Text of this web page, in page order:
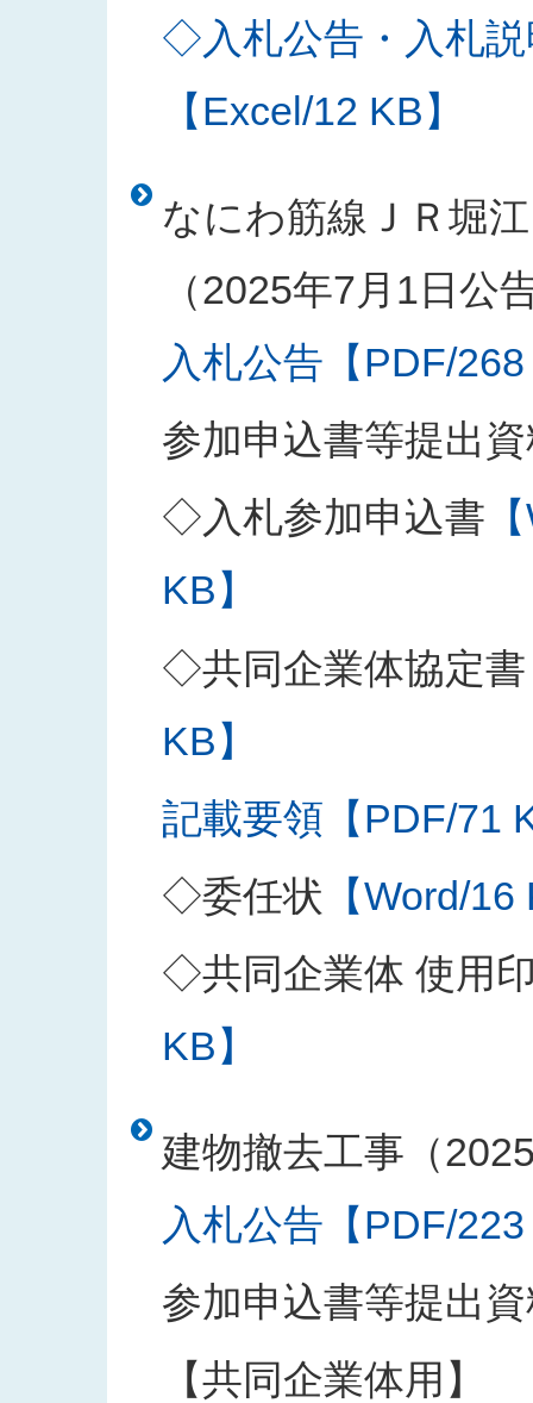
◇入札公告・入札
【Excel/12 KB】
なにわ筋線ＪＲ堀
（2025年7月1日公
入札公告【PDF/
参加申込書等提出
◇入札参加申込書
KB】
◇共同企業体協定書
KB】
記載要領【PDF/71
◇委任状 【Word/
◇共同企業体 使用
KB】
建物撤去工事（
入札公告【PDF/
参加申込書等提出
【共同企業体用】